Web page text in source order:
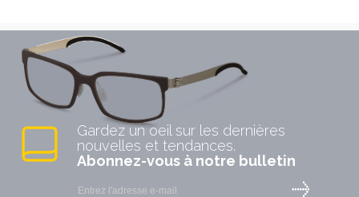
Gardez un oeil sur les dernières
nouvelles et tendances.
Abonnez-vous à notre bulletin